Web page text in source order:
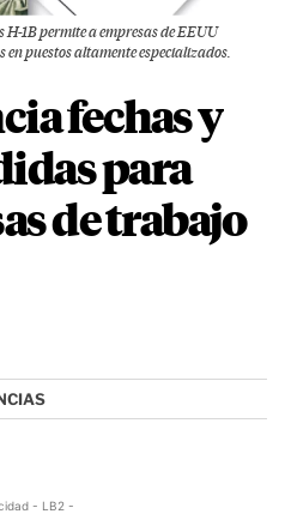
H-1B permite a empresas de EEUU
puestos altamente especializados.
fechas y
para
de trabajo
- LB2 -